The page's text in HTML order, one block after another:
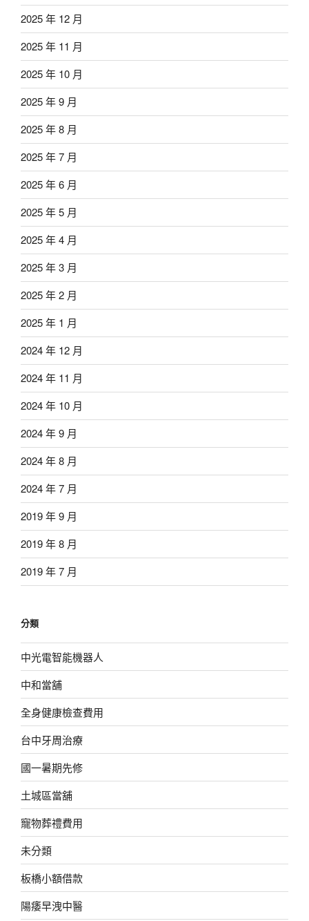
2025 年 12 月
2025 年 11 月
2025 年 10 月
2025 年 9 月
2025 年 8 月
2025 年 7 月
2025 年 6 月
2025 年 5 月
2025 年 4 月
2025 年 3 月
2025 年 2 月
2025 年 1 月
2024 年 12 月
2024 年 11 月
2024 年 10 月
2024 年 9 月
2024 年 8 月
2024 年 7 月
2019 年 9 月
2019 年 8 月
2019 年 7 月
分類
中光電智能機器人
中和當舖
全身健康檢查費用
台中牙周治療
國一暑期先修
土城區當舖
寵物葬禮費用
未分類
板橋小額借款
陽痿早洩中醫